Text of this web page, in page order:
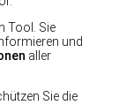
Tool. Sie
und
aller
Sie die